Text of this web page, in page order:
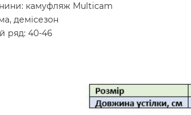
камуфляж Multicam
демісезон
ряд: 40-46